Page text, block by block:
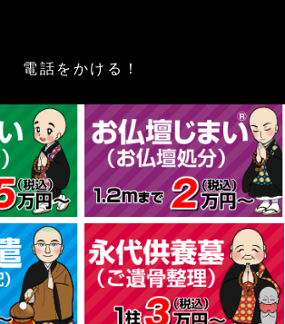
電話をかける！